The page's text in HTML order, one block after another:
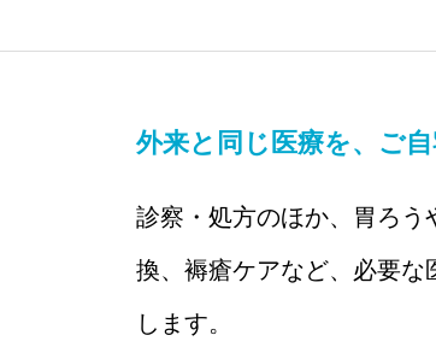
外来と同じ医療を、ご自
診察・処方のほか、胃ろう
換、褥瘡ケアなど、必要な
します。